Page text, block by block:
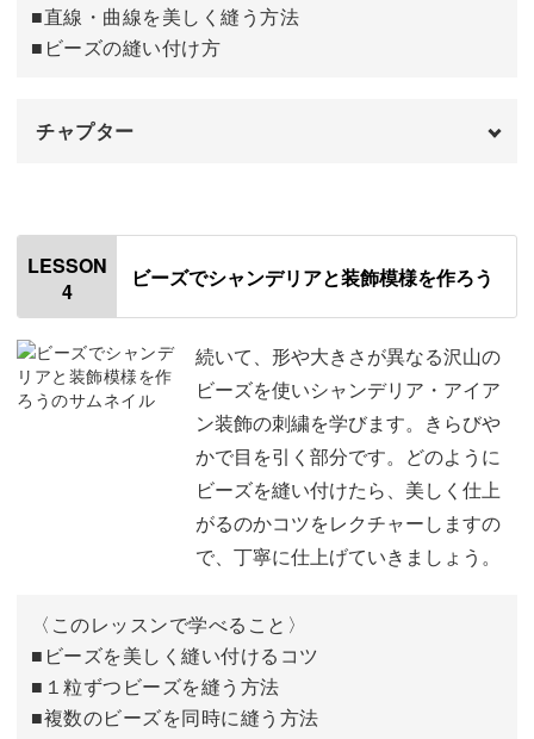
美しく輝くビーズ・色とりどりの素材を、見ているだけで
思わずうっとりとした気分に♪
クラスでは、それぞれの素材の特徴を活かし、パリの雰囲
気を味わえる素敵な作品を作ります。
美しいパーツに囲まれながら、刺し進めていく作業は至福
オートクチュールの本場フランスで学んできた技を少しで
■直線・曲線を美しく縫う方法
■ビーズの縫い付け方
チャプター
はじめに
使用材料・道具
チャコペンで印をつける 02:16
右側の窓枠を縫う 03:35
14:03
19:37
28:36
糸つきビーズの取り方
ビーズを刺す
完成♪
LESSON
4
ビーズでシャンデリアと装飾模様を作ろう
続いて、形や大きさが異なる沢山の
ビーズを使いシャンデリア・アイア
ン装飾の刺繍を学びます。きらびや
かで目を引く部分です。どのように
ビーズを縫い付けたら、美しく仕上
がるのかコツをレクチャーしますの
で、丁寧に仕上げていきましょう。
〈このレッスンで学べること〉
■ビーズを美しく縫い付けるコツ
■１粒ずつビーズを縫う方法
■複数のビーズを同時に縫う方法